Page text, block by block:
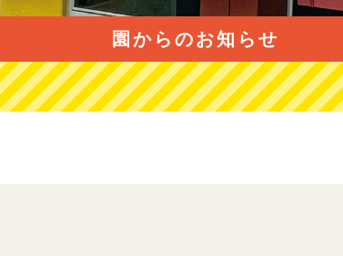
園からのお知らせ